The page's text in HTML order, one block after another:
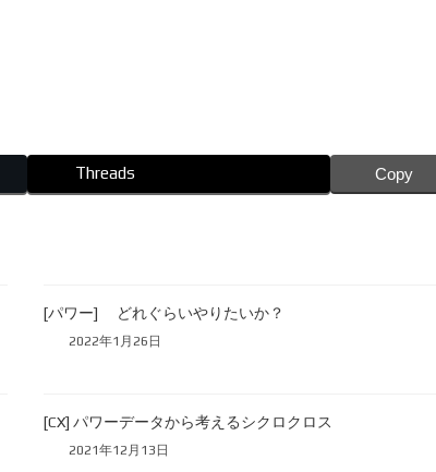
Threads Copy
[パワー] どれぐらいやりたいか？
2022年1月26日
[CX] パワーデータから考えるシクロクロス
2021年12月13日